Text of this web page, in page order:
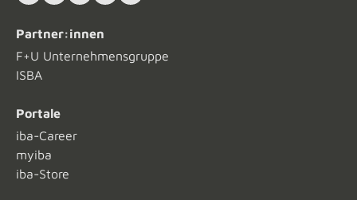
Partner:innen
F+U Unternehmensgruppe
ISBA
Portale
iba-Career
myiba
iba-Store